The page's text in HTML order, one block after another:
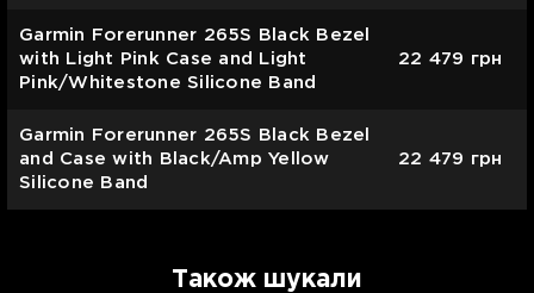
Garmin Forerunner 265S Black Bezel
with Light Pink Case and Light
Pink/Whitestone Silicone Band
22 479 грн
Garmin Forerunner 265S Black Bezel
and Case with Black/Amp Yellow
Silicone Band
22 479 грн
Також шукали